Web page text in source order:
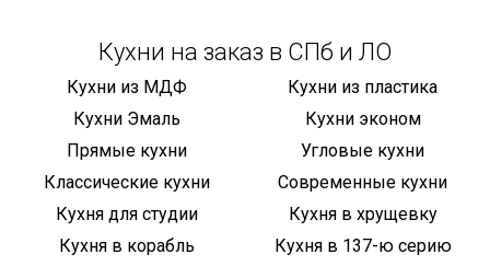
Кухни на заказ в СПб и ЛО
Кухни из МДФ
Кухни из пластика
Кухни Эмаль
Кухни эконом
Прямые кухни
Угловые кухни
Классические кухни
Современные кухни
Кухня для студии
Кухня в хрущевку
Кухня в корабль
Кухня в 137-ю серию